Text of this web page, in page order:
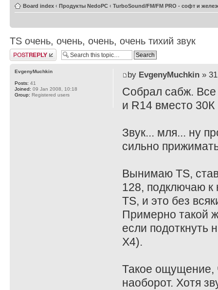
Board index ‹ Продукты NedoPC ‹ TurboSound/FM/FM PRO - софт и
TS очень, очень, очень, очень тихий звук
Post a reply
by EvgenyMuchkin» 31
Собрал сабж.
и R14 вместо 30К
Звук... мля... ну
сильно
Вынимаю TS,
128, подключаю к
TS, и это без
Примерно такой
если подоткнуть
X4).
Такое ощущение,
наоборот. Хотя
EvgenyMuchkin
Posts: 41
Joined: 09 Jan 2008, 10:18
Group: Registered users